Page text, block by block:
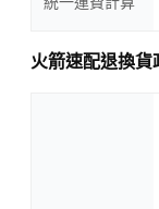
火箭速配退換貨